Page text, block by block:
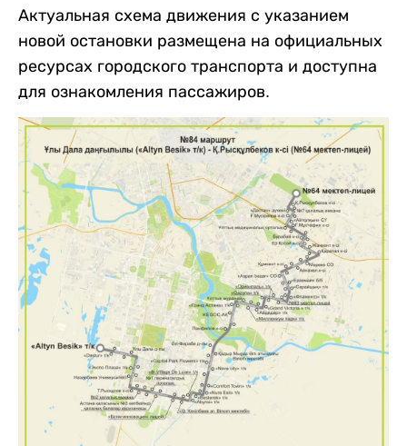
Актуальная схема движения с указанием
новой остановки размещена на официальных
ресурсах городского транспорта и доступна
для ознакомления пассажиров.